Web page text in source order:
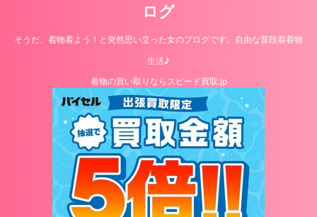
ログ
そうだ、着物着よう！と突然思い立った女のブログです。自由な普段着着物
生活♪
着物の買い取りならスピード買取.jp